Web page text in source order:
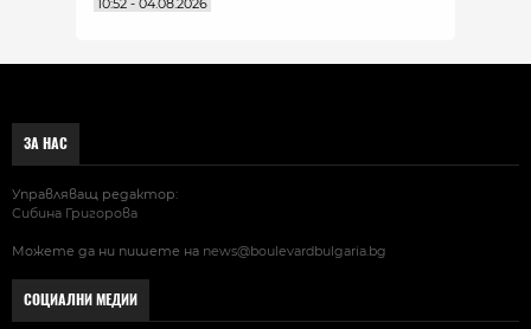
10:52 - 04.08.2026
ЗА НАС
Управляващ редактор:
Сибина Григорова
Можете да ни пишете на news@boulevardbulgaria.bg
СОЦИАЛНИ МЕДИИ